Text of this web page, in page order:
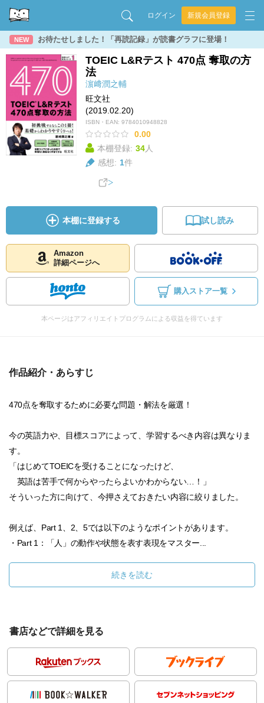
ログイン 新規会員登録
NEW お待たせしました！「再読記録」が読書グラフに登場！
TOEIC L&Rテスト 470点 奪取の方
法
濵﨑潤之輔
旺文社
(2019.02.20)
ISBN・EAN: 9784010948828
0.00
本棚登録: 34人
感想: 1件
本棚に登録する 試し読み
Amazon
詳細ページへ
購入ストア一覧
本ページはアフィリエイトプログラムによる収益を得ています
作品紹介・あらすじ
470点を奪取するために必要な問題・解法を厳選！
今の英語力や、目標スコアによって、学習するべき内容は異なりま
す。
「はじめてTOEICを受けることになったけど、
英語は苦手で何からやったらよいかわからない…！」
そういった方に向けて、今押さえておきたい内容に絞りました。
例えば、Part 1、2、5では以下のようなポイントがあります。
・Part 1：「人」の動作や状態を表す表現をマスター...
続きを読む
書店などで詳細を見る